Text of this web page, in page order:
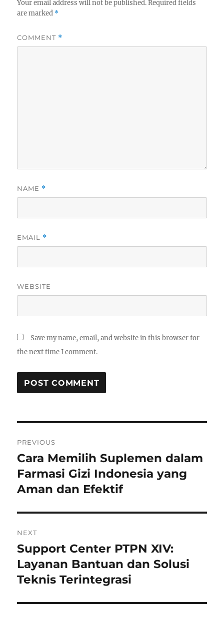
Your email address will not be published. Required fields
are marked *
COMMENT *
NAME *
EMAIL *
WEBSITE
Save my name, email, and website in this browser for
the next time I comment.
navigation
PREVIOUS
Previous
post:
Cara Memilih Suplemen dalam
Farmasi Gizi Indonesia yang
Aman dan Efektif
NEXT
Next
post:
Support Center PTPN XIV:
Layanan Bantuan dan Solusi
Teknis Terintegrasi